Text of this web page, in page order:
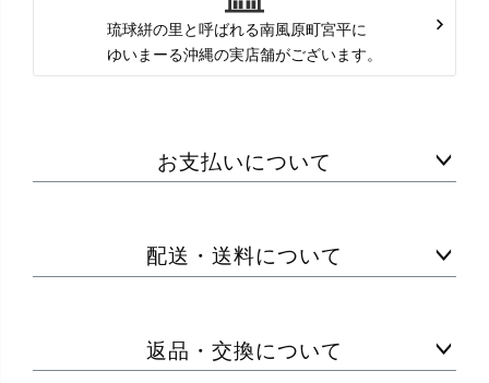
琉球絣の里と呼ばれる南風原町宮平に
ゆいまーる沖縄の実店舗がございます。
お支払いについて
配送・送料について
返品・交換について